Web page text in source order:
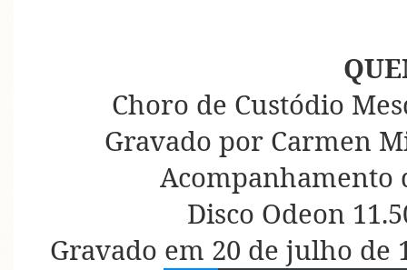
Choro de Custódio
Gravado por Carmen
Acompanhamento
Disco Odeon
Gravado em 20 de julho de